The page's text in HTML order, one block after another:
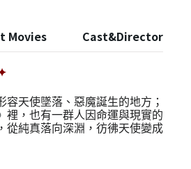
Movies Cast&Director
容天使墜落、惡魔誕生的地方；
裡，也有一群人因命運與現實的
從純真落向深淵，彷彿天使變成